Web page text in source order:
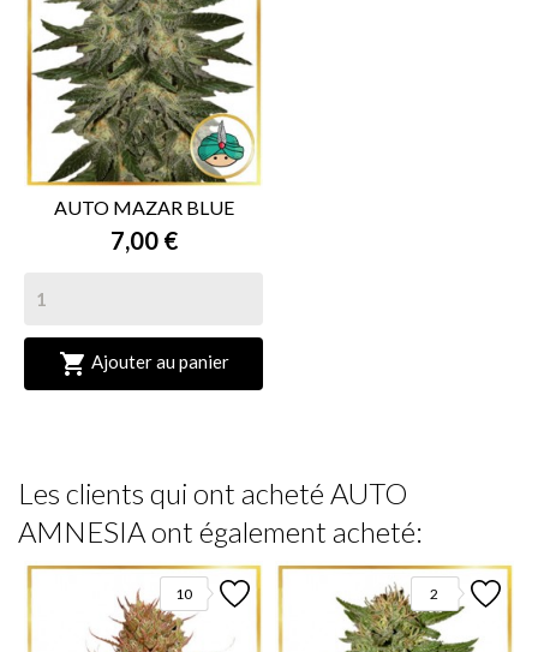
AUTO MAZAR BLUE
7,00 €
 Ajouter au panier
Les clients qui ont acheté AUTO
AMNESIA ont également acheté:
10 2